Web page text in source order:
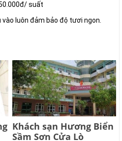
suất
luôn đảm bảo độ tươi ngon.
Khách sạn Hương Biển
Sầm Sơn Cửa Lò